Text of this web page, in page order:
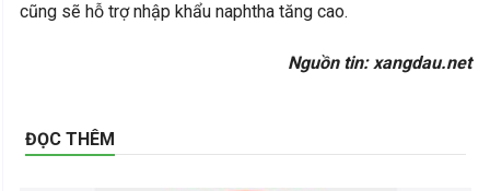
cũng sẽ hỗ trợ nhập khẩu naphtha tăng cao.
Nguồn tin: xangdau.net
ĐỌC THÊM